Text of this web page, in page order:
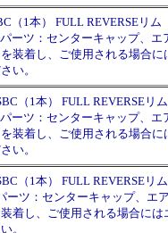
（1本） FULL REVERSEリム
ツ：センターキャップ、
装着し、ご使用される場合に
い。
（1本） FULL REVERSEリム
ツ：センターキャップ、
装着し、ご使用される場合に
い。
（1本） FULL REVERSEリム
ツ：センターキャップ、
着し、ご使用される場合に
。